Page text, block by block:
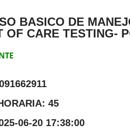
BASICO DE
OF CARE TESTING-
45
06-20 17:38:00